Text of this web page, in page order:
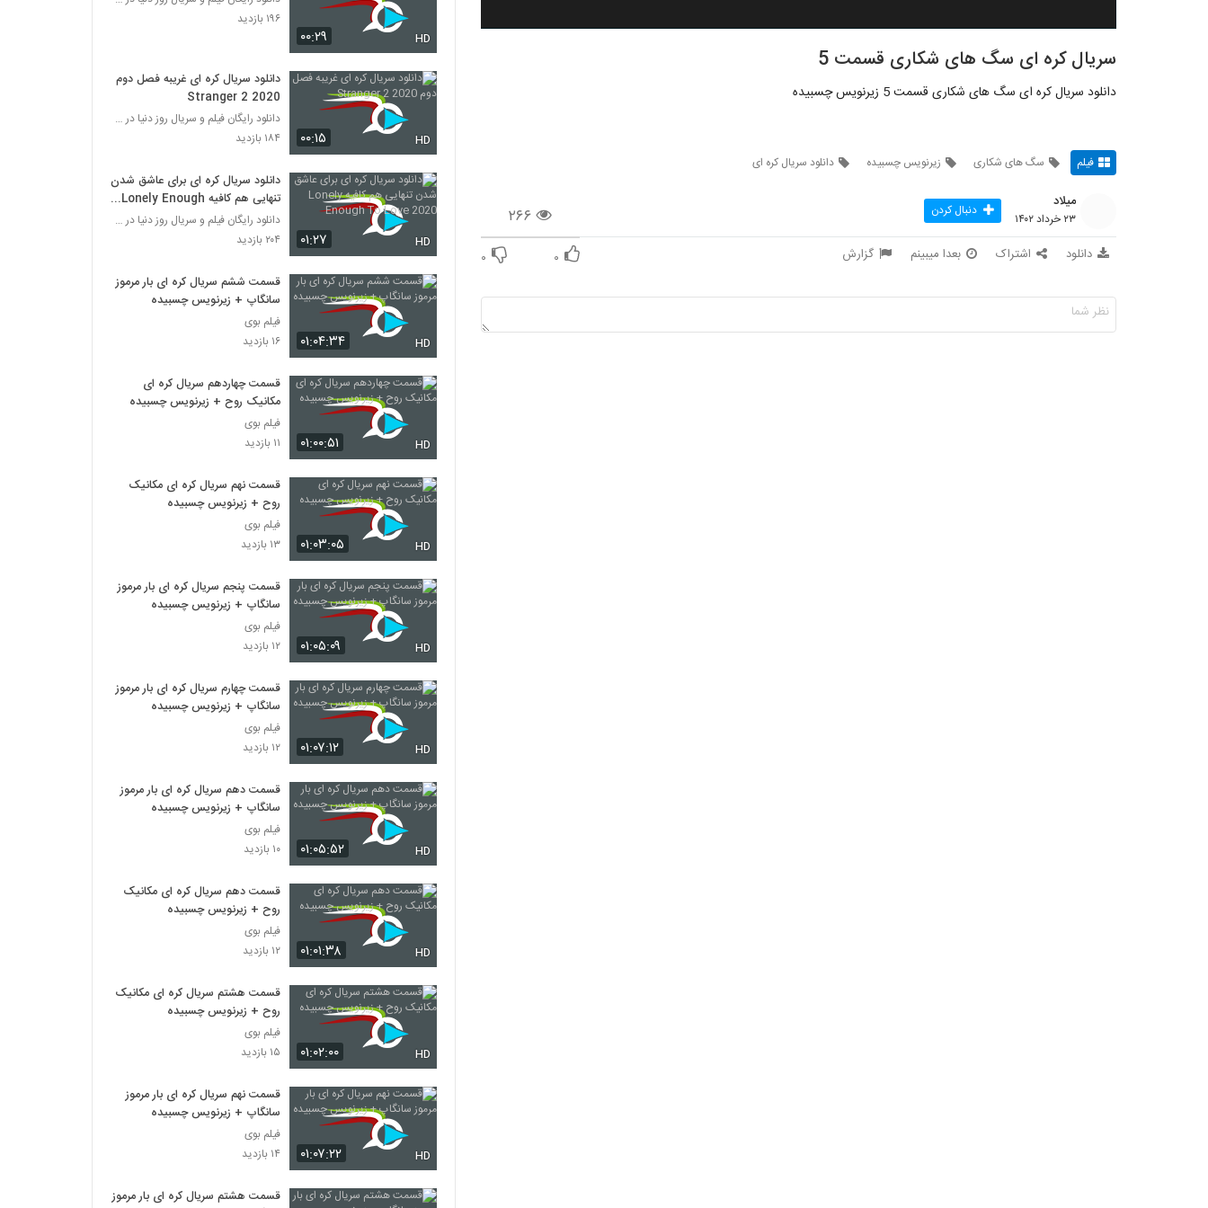
سریال کره ای سگ های شکاری قسمت 5
دانلود سریال کره ای سگ های شکاری قسمت 5 زیرنویس چسبیده
فیلم سگ های شکاری زیرنویس چسبیده دانلود سریال کره ای
۲۶۶
میلاد
۲۳ خرداد ۱۴۰۲ دنبال کردن
دانلود اشتراک بعدا میبینم گزارش ۰ ۰
۰۰:۲۹ HD
۱۹۶ بازدید
۰۰:۱۵ HD
دانلود سریال کره ای غریبه فصل دوم
Stranger 2 2020
دانلود رایگان فیلم و سریال روز دنیا در درامافا
۱۸۴ بازدید
۰۱:۲۷ HD
دانلود سریال کره ای برای عاشق شدن
تنهایی هم کافیه Lonely Enough
To Love 2020
دانلود رایگان فیلم و سریال روز دنیا در درامافا
۲۰۴ بازدید
۰۱:۰۴:۳۴ HD
قسمت ششم سریال کره ای بار مرموز
سانگاپ + زیرنویس چسبیده
فیلم بوی
۱۶ بازدید
۰۱:۰۰:۵۱ HD
قسمت چهاردهم سریال کره ای
مکانیک روح + زیرنویس چسبیده
فیلم بوی
۱۱ بازدید
۰۱:۰۳:۰۵ HD
قسمت نهم سریال کره ای مکانیک
روح + زیرنویس چسبیده
فیلم بوی
۱۳ بازدید
۰۱:۰۵:۰۹ HD
قسمت پنجم سریال کره ای بار مرموز
سانگاپ + زیرنویس چسبیده
فیلم بوی
۱۲ بازدید
۰۱:۰۷:۱۲ HD
قسمت چهارم سریال کره ای بار مرموز
سانگاپ + زیرنویس چسبیده
فیلم بوی
۱۲ بازدید
۰۱:۰۵:۵۲ HD
قسمت دهم سریال کره ای بار مرموز
سانگاپ + زیرنویس چسبیده
فیلم بوی
۱۰ بازدید
۰۱:۰۱:۳۸ HD
قسمت دهم سریال کره ای مکانیک
روح + زیرنویس چسبیده
فیلم بوی
۱۲ بازدید
۰۱:۰۲:۰۰ HD
قسمت هشتم سریال کره ای مکانیک
روح + زیرنویس چسبیده
فیلم بوی
۱۵ بازدید
۰۱:۰۷:۲۲ HD
قسمت نهم سریال کره ای بار مرموز
سانگاپ + زیرنویس چسبیده
فیلم بوی
۱۴ بازدید
قسمت هشتم سریال کره ای بار مرموز